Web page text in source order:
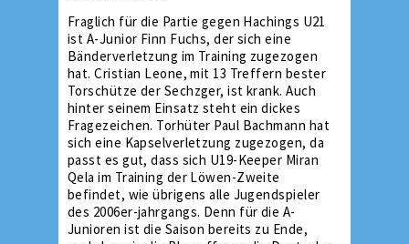
Fraglich für die Partie gegen Hachings U21
ist A-Junior Finn Fuchs, der sich eine
Bänderverletzung im Training zugezogen
hat. Cristian Leone, mit 13 Treffern bester
Torschütze der Sechzger, ist krank. Auch
hinter seinem Einsatz steht ein dickes
Fragezeichen. Torhüter Paul Bachmann hat
sich eine Kapselverletzung zugezogen, da
passt es gut, dass sich U19-Keeper Miran
Qela im Training der Löwen-Zweite
befindet, wie übrigens alle Jugendspieler
des 2006er-jahrgangs. Denn für die A-
Junioren ist die Saison bereits zu Ende,